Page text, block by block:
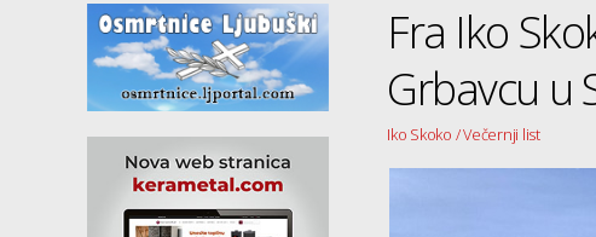
Fra Iko
Grbavcu u
Iko Skoko / Večernji list